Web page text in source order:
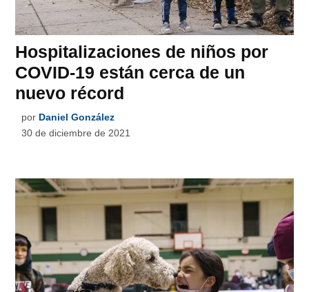
Hospitalizaciones de niños por
COVID-19 están cerca de un
nuevo récord
por Daniel González
30 de diciembre de 2021